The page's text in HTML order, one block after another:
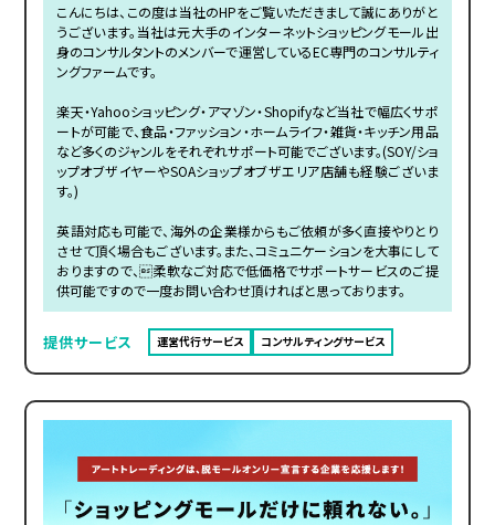
こんにちは、この度は当社のHPをご覧いただきまして誠にありがと
うございます。当社は元大手のインターネットショッピングモール出
身のコンサルタントのメンバーで運営しているEC専門のコンサルティ
ングファームです。
楽天・Yahooショッピング・アマゾン・Shopifyなど当社で幅広くサポ
ートが可能で、食品・ファッション・ホームライフ・雑貨・キッチン用品
など多くのジャンルをそれぞれサポート可能でございます。(SOY/ショ
ップオブザイヤーやSOAショップオブザエリア店舗も経験ございま
す。)
英語対応も可能で、海外の企業様からもご依頼が多く直接やりとり
させて頂く場合もございます。また、コミュニケーションを大事にして
おりますので、柔軟なご対応で低価格でサポートサービスのご提
供可能ですので一度お問い合わせ頂ければと思っております。
提供サービス 運営代行サービス コンサルティングサービス